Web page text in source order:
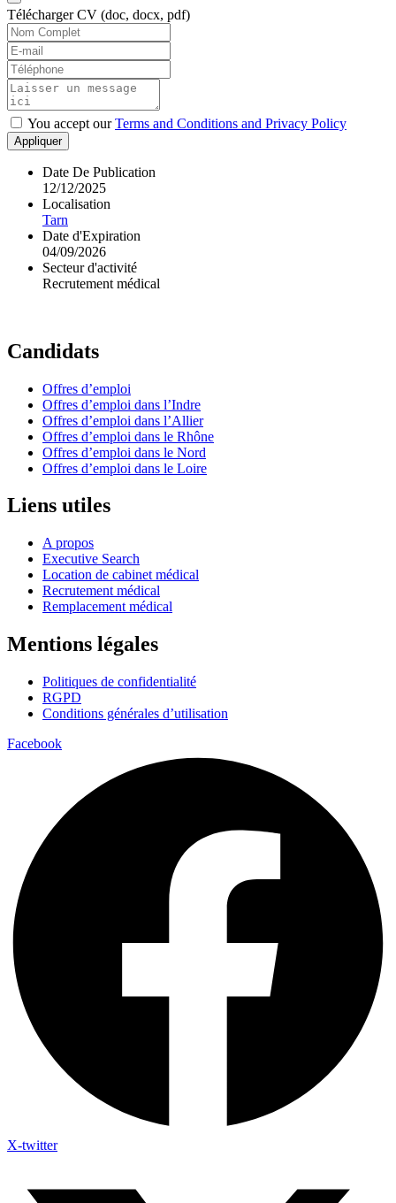
Télécharger CV (doc, docx, pdf)
You accept ourTerms and Conditions and Privacy Policy
Appliquer
Date De Publication
12/12/2025
Localisation
Tarn
Date d'Expiration
04/09/2026
Secteur d'activité
Recrutement médical
Candidats
Offres d’emploi
Offres d’emploi dans l’Indre
Offres d’emploi dans l’Allier
Offres d’emploi dans le Rhône
Offres d’emploi dans le Nord
Offres d’emploi dans le Loire
Liens utiles
A propos
Executive Search
Location de cabinet médical
Recrutement médical
Remplacement médical
Mentions légales
Politiques de confidentialité
RGPD
Conditions générales d’utilisation
Facebook
X-twitter